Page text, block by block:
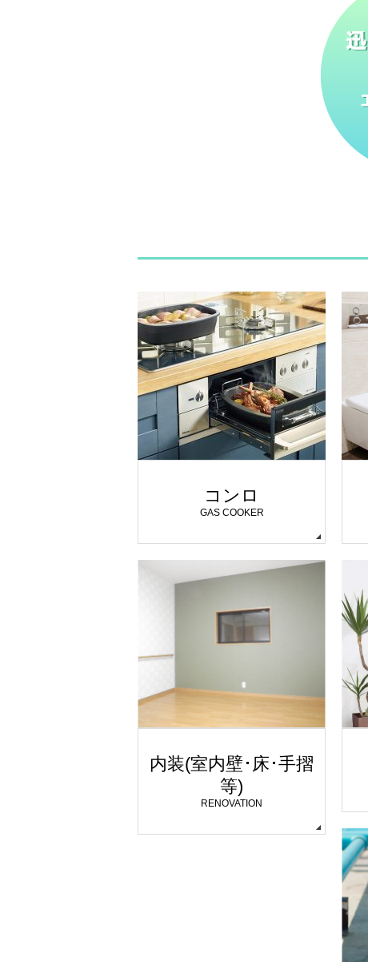
コンロ
GAS COOKER
内装(室内壁･床･手摺
等)
RENOVATION